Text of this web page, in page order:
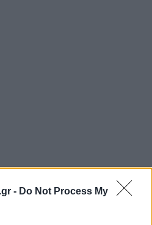
- Do Not Process My